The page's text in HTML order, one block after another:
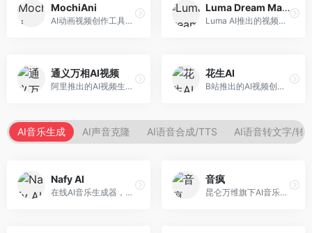
MochiAni
AI动画视频创作工具，专注于动画内容生成。面向动画创作者和二次元内容生产者，支持动画风格视频生成，动画效果流畅，适合动漫内容创作。
Luma Dream Machine
Luma AI推出的视频生成工具，专注于高质量视频创作。面向影视创作者和内容生产者，支持文生视频、图生视频，视频质量高，物理运动流畅自然。
通义万相AI视频
阿里推出的AI视频生成服务，整合图像与视频创作能力。面向电商和营销从业者，支持商品视频生成、营销视频制作等服务，商业应用场景丰富。
花生AI
B站推出的AI视频创作工具，专注于短视频内容生成。面向B站创作者，支持视频生成、视频编辑等功能，与B站平台深度整合，创作效率高。
AI音乐生成 AI声音克隆 AI语音合成/TTS AI语音转文字/转
Nafy AI
在线AI音乐生成器，专注于快速音乐创作。面向内容创作者，支持多种风格音乐生成，操作简便，生成速度快，适合快速配乐需求。
音疯
昆仑万维旗下AI音乐创作平台，专注于音乐内容生成。面向音乐爱好者和内容创作者，提供多种风格音乐生成，操作简便，创作速度快。